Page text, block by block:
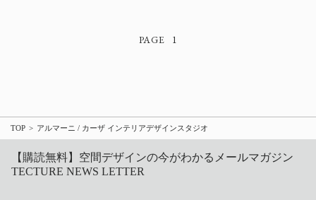
1
TOP アルマーニ / カーザ インテリアデザインスタジオ
【購読無料】空間デザインの今がわかるメールマガジン
TECTURE NEWS LETTER